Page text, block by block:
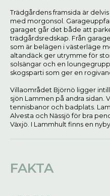
Trädgårdens framsida är
med morgonsol.
garaget går det både att
trädgårdsredskap. Från
som är belägen i västerläge
altandäck ger utrymme för
solsängar och en
skogsparti som ger en
Villaområdet Björnö ligger
sjön Lammen på andra sidan.
tennisbanor och badplats.
Alvesta och Nässjö för bra
Växjö. I Lammhult finns en
FAKTA